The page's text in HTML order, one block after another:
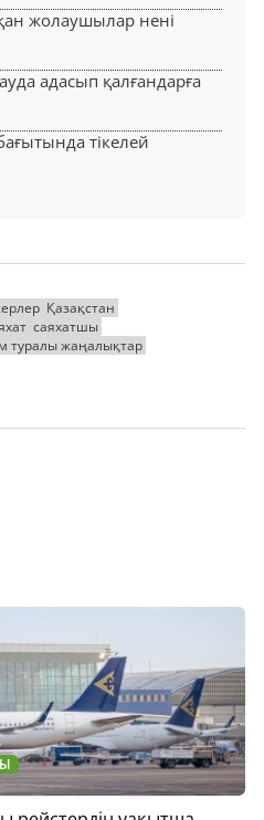
жолаушылар нені
адасып қалғандарға
тікелей
Қазақстан
саяхатшы
туралы жаңалықтар